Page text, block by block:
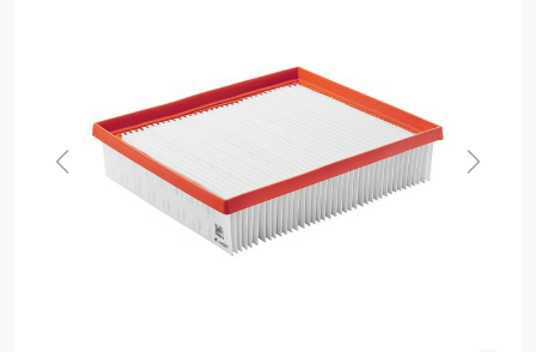
Previous Next